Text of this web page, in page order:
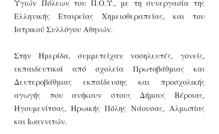
Υγιών Πόλεων του Π.Ο.Υ., με τη συνεργασία της
Ελληνικής Εταιρείας Χημειοθεραπείας, και του
Ιατρικού Συλλόγου Αθηνών.
Στην Ημερίδα, συμμετείχαν νοσηλευτές, γονείς,
εκπαιδευτικοί από σχολεία Πρωτοβάθμιας και
Δευτεροβάθμιας εκπαίδευσης και προσχολικής
αγωγής που ανήκουν στους Δήμους Βέροιας,
Ηγουμενίτσας, Ηρωικής Πόλης Νάουσας, Αλμωπίας
και Ιωαννιτών.